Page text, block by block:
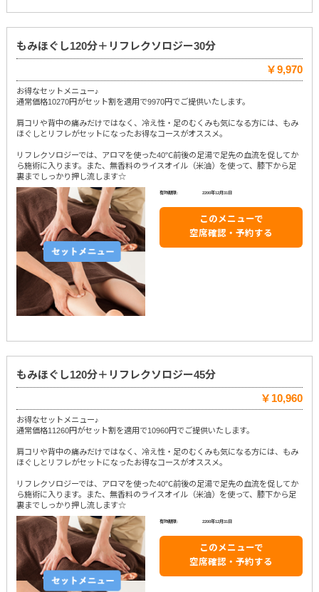
もみほぐし120分＋リフレクソロジー30分
￥9,970
お得なセットメニュー♪
通常価格10270円がセット割を適用で9970円でご提供いたします。
肩コリや背中の痛みだけではなく、冷え性・足のむくみも気になる方には、もみ
ほぐしとリフレがセットになったお得なコースがオススメ。
リフレクソロジーでは、アロマを使った40℃前後の足湯で足先の血流を促してか
ら施術に入ります。また、無香料のライスオイル（米油）を使って、膝下から足
裏までしっかり押し流します☆
有効期限: 2200年12月31日
このメニューで
空席確認・予約する
もみほぐし120分＋リフレクソロジー45分
￥10,960
お得なセットメニュー♪
通常価格11260円がセット割を適用で10960円でご提供いたします。
肩コリや背中の痛みだけではなく、冷え性・足のむくみも気になる方には、もみ
ほぐしとリフレがセットになったお得なコースがオススメ。
リフレクソロジーでは、アロマを使った40℃前後の足湯で足先の血流を促してか
ら施術に入ります。また、無香料のライスオイル（米油）を使って、膝下から足
裏までしっかり押し流します☆
有効期限: 2200年12月31日
このメニューで
空席確認・予約する